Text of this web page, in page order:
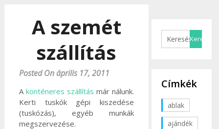
A szemét
szállítás
Posted On április 17, 2011
A konténeres szállítás már nálunk.
Kerti tuskók gépi kiszedése
(tuskózás), egyéb munkák
megszervezése.
Címkék
ablak
ajándék